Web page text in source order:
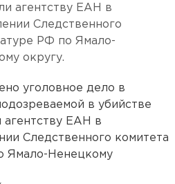
агентству ЕАН в
Следственного
РФ по Ямало-
округу.
уголовное дело в
в убийстве
агентству ЕАН в
Следственного комитета
Ямало-Ненецкому